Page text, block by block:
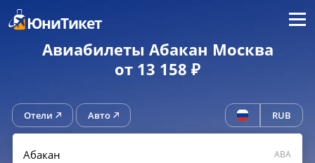
ЮниТикет Меню
Авиабилеты Абакан Москва
от 13 158 ₽
Отели Авто RUB
ABA